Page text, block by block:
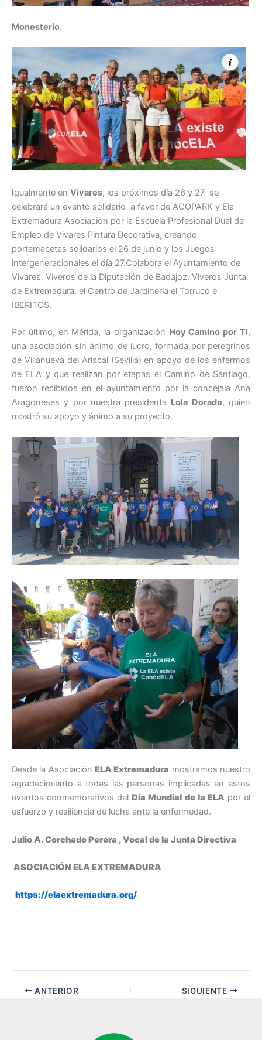
Monesterio.
Igualmente en Vivares, los próximos día 26 y 27 se
celebrará un evento solidario a favor de ACOPARK y Ela
Extremadura Asociación por la Escuela Profesional Dual de
Empleo de Vivares Pintura Decorativa, creando
portamacetas solidarios el 26 de junio y los Juegos
intergeneracionales el día 27.Colabora el Ayuntamiento de
Vivares, Viveros de la Diputación de Badajoz, Viveros Junta
de Extremadura, el Centro de Jardinería el Torruco e
IBERITOS.
Por último, en Mérida, la organización Hoy Camino por Ti,
una asociación sin ánimo de lucro, formada por peregrinos
de Villanueva del Ariscal (Sevilla) en apoyo de los enfermos
de ELA y que realizan por etapas el Camino de Santiago,
fueron recibidos en el ayuntamiento por la concejala Ana
Aragoneses y por nuestra presidenta Lola Dorado, quien
mostró su apoyo y ánimo a su proyecto.
Desde la Asociación ELA Extremadura mostramos nuestro
agradecimiento a todas las personas implicadas en estos
eventos conmemorativos delDía Mundial de la ELA por el
esfuerzo y resiliencia de lucha ante la enfermedad.
Julio A. Corchado Perera , Vocal de la Junta Directiva
ASOCIACIÓN ELA EXTREMADURA
https://elaextremadura.org/
ANTERIOR SIGUIENTE